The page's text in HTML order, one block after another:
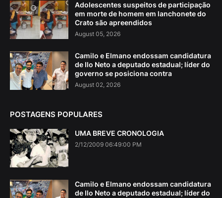
Adolescentes suspeitos de participação
em morte de homem em lanchonete do
Crato são apreendidos
August 05, 2026
Camilo e Elmano endossam candidatura
de Ilo Neto a deputado estadual; líder do
governo se posiciona contra
August 02, 2026
POSTAGENS POPULARES
UMA BREVE CRONOLOGIA
2/12/2009 06:49:00 PM
Camilo e Elmano endossam candidatura
de Ilo Neto a deputado estadual; líder do